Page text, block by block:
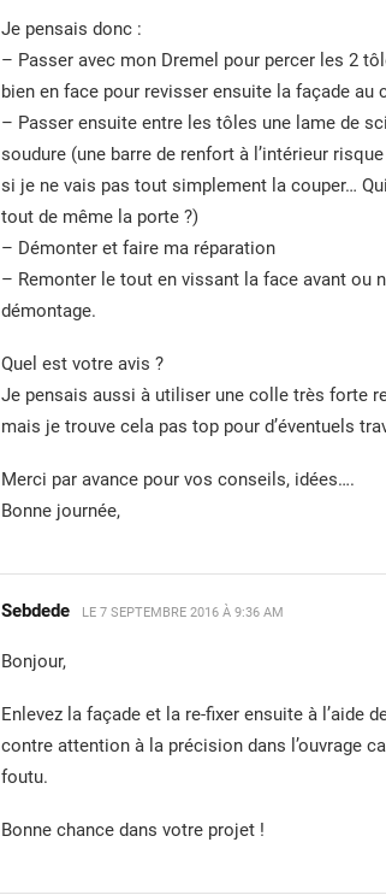
Je pensais donc :
– Passer avec mon Dremel pour percer les 2
bien en face pour revisser ensuite la façade au
– Passer ensuite entre les tôles une lame de
soudure (une barre de renfort à l’intérieur
si je ne vais pas tout simplement la couper…
tout de même la porte ?)
– Démonter et faire ma réparation
– Remonter le tout en vissant la face avant ou
démontage.
Quel est votre avis ?
Je pensais aussi à utiliser une colle très forte
mais je trouve cela pas top pour d’éventuels
Merci par avance pour vos conseils, idées….
Bonne journée,
Sebdede LE 7 SEPTEMBRE 2016 À 9:36 AM
Bonjour,
Enlevez la façade et la re-fixer ensuite à l’aide
contre attention à la précision dans l’ouvrage
foutu.
Bonne chance dans votre projet !